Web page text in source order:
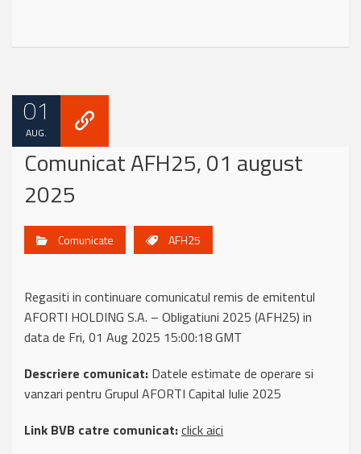
01
AUG.
Comunicat AFH25, 01 august
2025
Comunicate AFH25
Regasiti in continuare comunicatul remis de emitentul
AFORTI HOLDING S.A. – Obligatiuni 2025 (AFH25) in
data de Fri, 01 Aug 2025 15:00:18 GMT
Descriere comunicat: Datele estimate de operare si
vanzari pentru Grupul AFORTI Capital Iulie 2025
Link BVB catre comunicat:click aici